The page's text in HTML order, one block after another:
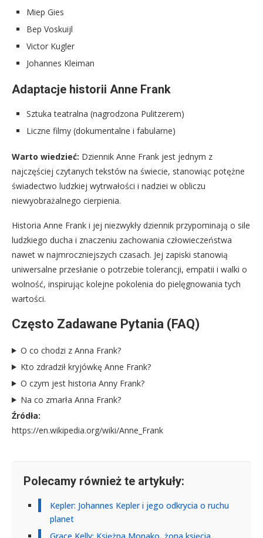
Miep Gies
Bep Voskuijl
Victor Kugler
Johannes Kleiman
Adaptacje historii Anne Frank
Sztuka teatralna (nagrodzona Pulitzerem)
Liczne filmy (dokumentalne i fabularne)
Warto wiedzieć: Dziennik Anne Frank jest jednym z
najczęściej czytanych tekstów na świecie, stanowiąc potężne
świadectwo ludzkiej wytrwałości i nadziei w obliczu
niewyobrażalnego cierpienia.
Historia Anne Frank i jej niezwykły dziennik przypominają o sile
ludzkiego ducha i znaczeniu zachowania człowieczeństwa
nawet w najmroczniejszych czasach. Jej zapiski stanowią
uniwersalne przesłanie o potrzebie tolerancji, empatii i walki o
wolność, inspirując kolejne pokolenia do pielęgnowania tych
wartości.
Często Zadawane Pytania (FAQ)
O co chodzi z Anna Frank?
Kto zdradził kryjówkę Anne Frank?
O czym jest historia Anny Frank?
Na co zmarła Anna Frank?
Źródła:
https://en.wikipedia.org/wiki/Anne_Frank
Polecamy również te artykuły:
Kepler: Johannes Kepler i jego odkrycia o ruchu
planet